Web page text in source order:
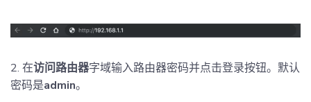
2. 在访问路由器字域输入路由器密码并点击登录按钮。默认
密码是admin。